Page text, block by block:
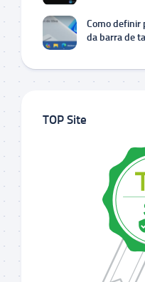
Como definir
da barra de
TOP Site